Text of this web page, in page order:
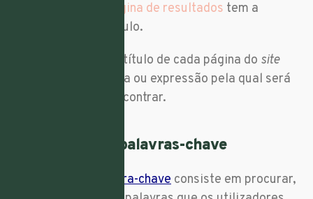
primeira página de resultados tem a
palavra-chave no título.
Portanto, ao criar o título de cada página do site
deve incluir a palavra ou expressão pela qual será
procurada para a encontrar.
6. Pesquise por palavras-chave
pesquisa de palavra-chave consiste em procurar,